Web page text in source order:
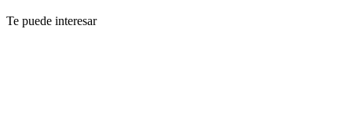
Te puede interesar